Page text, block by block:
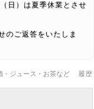
日）は夏季休業とさせ
のご返答をいたしま
・ジュース・お茶など 履歴